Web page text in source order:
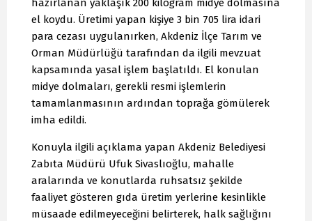
el koydu. Üretimi yapan kişiye 3 bin 705 lira idari
para cezası uygulanırken, Akdeniz İlçe Tarım ve
Orman Müdürlüğü tarafından da ilgili mevzuat
kapsamında yasal işlem başlatıldı. El konulan
midye dolmaları, gerekli resmi işlemlerin
tamamlanmasının ardından toprağa gömülerek
imha edildi.
Konuyla ilgili açıklama yapan Akdeniz Belediyesi
Zabıta Müdürü Ufuk Sivaslıoğlu, mahalle
aralarında ve konutlarda ruhsatsız şekilde
faaliyet gösteren gıda üretim yerlerine kesinlikle
müsaade edilmeyeceğini belirterek, halk sağlığını